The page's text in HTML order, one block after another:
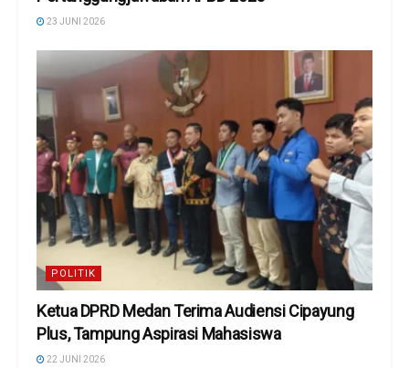
23 JUNI 2026
POLITIK
Ketua DPRD Medan Terima Audiensi Cipayung
Plus, Tampung Aspirasi Mahasiswa
22 JUNI 2026